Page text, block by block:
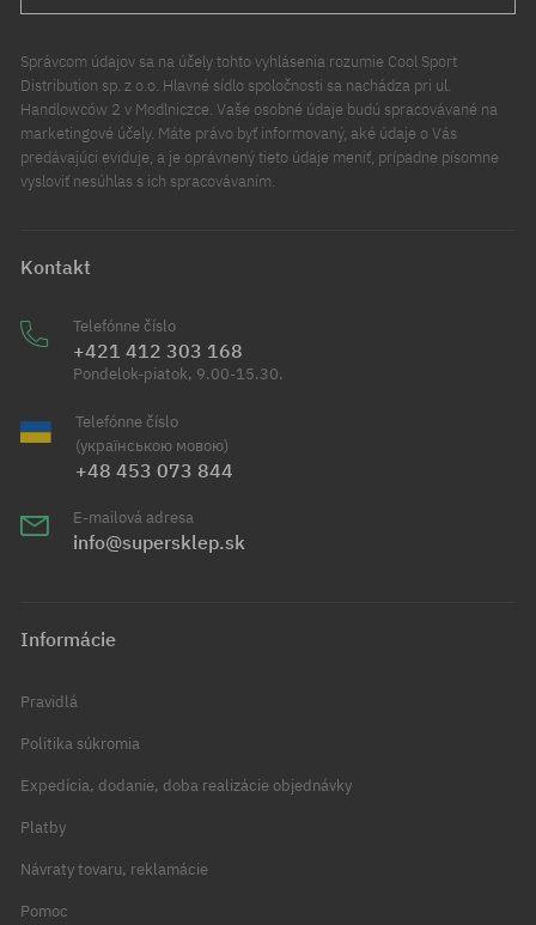
Správcom údajov sa na účely tohto vyhlásenia rozumie Cool Sport
Distribution sp. z o.o. Hlavné sídlo spoločnosti sa nachádza pri ul.
Handlowców 2 v Modlniczce. Vaše osobné údaje budú spracovávané na
marketingové účely. Máte právo byť informovaný, aké údaje o Vás
predávajúci eviduje, a je oprávnený tieto údaje meniť, prípadne písomne
vysloviť nesúhlas s ich spracovávaním.
Kontakt
Telefónne číslo
+421 412 303 168
Pondelok-piatok, 9.00-15.30.
Telefónne číslo
(українською мовою)
+48 453 073 844
E-mailová adresa
info@supersklep.sk
Informácie
Pravidlá
Politika súkromia
Expedícia, dodanie, doba realizácie objednávky
Platby
Návraty tovaru, reklamácie
Pomoc